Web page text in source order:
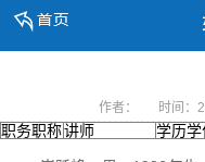
作者： 时间：
职务职称讲师 学历学